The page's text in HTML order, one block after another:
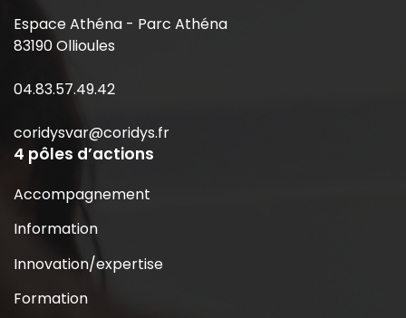
Espace Athéna - Parc Athéna
83190 Ollioules
04.83.57.49.42
coridysvar@coridys.fr
4 pôles d’actions
Accompagnement
Information
Innovation/expertise
Formation